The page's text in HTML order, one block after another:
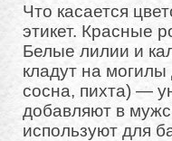
Что касается
этикет. Красные
Белые лилии и
кладут на
сосна, пихта) —
добавляют в
используют для